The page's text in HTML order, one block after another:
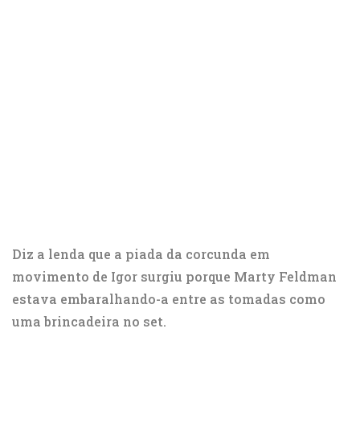
Diz a lenda que a piada da corcunda em
movimento de Igor surgiu porque Marty Feldman
estava embaralhando-a entre as tomadas como
uma brincadeira no set.